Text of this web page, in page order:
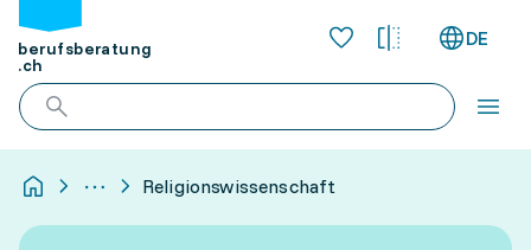
berufsberatung
.ch
DE
Religionswissenschaft